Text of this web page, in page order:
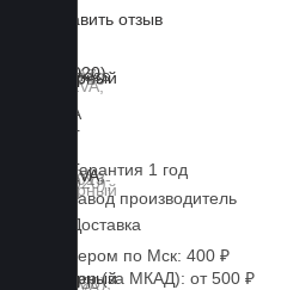
Оставить отзыв
Business
xEVA
Liner
Гарантия 1 год
Завод производитель
Доставка
Курьером по Мск: 400 ₽
Курьер (за МКАД): от 500 ₽